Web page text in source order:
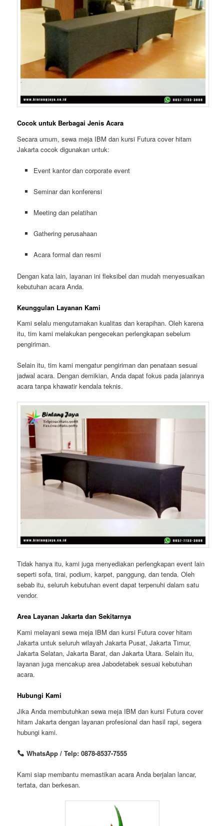
Cocok untuk Berbagai Jenis Acara
Secara umum, sewa meja IBM dan kursi Futura cover hitam
Jakarta cocok digunakan untuk:
Event kantor dan corporate event
Seminar dan konferensi
Meeting dan pelatihan
Gathering perusahaan
Acara formal dan resmi
Dengan kata lain, layanan ini fleksibel dan mudah menyesuaikan
kebutuhan acara Anda.
Keunggulan Layanan Kami
Kami selalu mengutamakan kualitas dan kerapihan. Oleh karena
itu, tim kami melakukan pengecekan perlengkapan sebelum
pengiriman.
Selain itu, tim kami mengatur pengiriman dan penataan sesuai
jadwal acara. Dengan demikian, Anda dapat fokus pada jalannya
acara tanpa khawatir kendala teknis.
Tidak hanya itu, kami juga menyediakan perlengkapan event lain
seperti sofa, tirai, podium, karpet, panggung, dan tenda. Oleh
sebab itu, seluruh kebutuhan event dapat terpenuhi dalam satu
vendor.
Area Layanan Jakarta dan Sekitarnya
Kami melayani sewa meja IBM dan kursi Futura cover hitam
Jakarta untuk seluruh wilayah Jakarta Pusat, Jakarta Timur,
Jakarta Selatan, Jakarta Barat, dan Jakarta Utara. Selain itu,
layanan juga mencakup area Jabodetabek sesuai kebutuhan
acara.
Hubungi Kami
Jika Anda membutuhkan sewa meja IBM dan kursi Futura cover
hitam Jakarta dengan layanan profesional dan hasil rapi, segera
hubungi kami.
WhatsApp / Telp: 0878-8537-7555
Kami siap membantu memastikan acara Anda berjalan lancar,
tertata, dan berkesan.